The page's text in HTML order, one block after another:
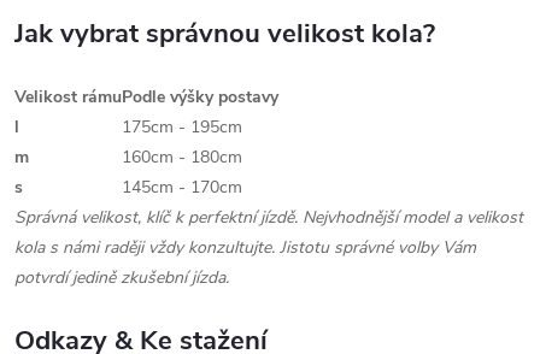
Jak vybrat správnou velikost kola?
Velikost rámuPodle výšky postavy
l
175cm - 195cm
m
160cm - 180cm
s
145cm - 170cm
Správná velikost, klíč k perfektní jízdě. Nejvhodnější model a velikost
kola s námi raději vždy konzultujte. Jistotu správné volby Vám
potvrdí jedině zkušební jízda.
Odkazy & Ke stažení